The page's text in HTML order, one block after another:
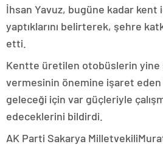
İhsan Yavuz, bugüne kadar kent
yaptıklarını belirterek, şehre
etti.
Kentte üretilen otobüslerin yine
vermesinin önemine işaret eden
geleceği için var güçleriyle
edeceklerini bildirdi.
AK Parti Sakarya